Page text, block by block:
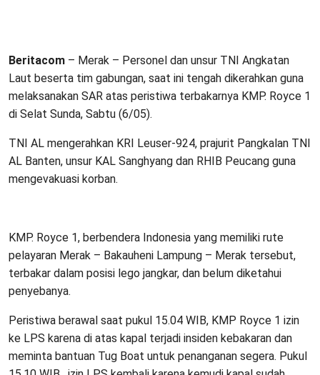
Beritacom – Merak – Personel dan unsur TNI Angkatan
Laut beserta tim gabungan, saat ini tengah dikerahkan guna
melaksanakan SAR atas peristiwa terbakarnya KMP. Royce 1
di Selat Sunda, Sabtu (6/05).
TNI AL mengerahkan KRI Leuser-924, prajurit Pangkalan TNI
AL Banten, unsur KAL Sanghyang dan RHIB Peucang guna
mengevakuasi korban.
KMP. Royce 1, berbendera Indonesia yang memiliki rute
pelayaran Merak – Bakauheni Lampung – Merak tersebut,
terbakar dalam posisi lego jangkar, dan belum diketahui
penyebanya.
Peristiwa berawal saat pukul 15.04 WIB, KMP Royce 1 izin
ke LPS karena di atas kapal terjadi insiden kebakaran dan
meminta bantuan Tug Boat untuk penanganan segera. Pukul